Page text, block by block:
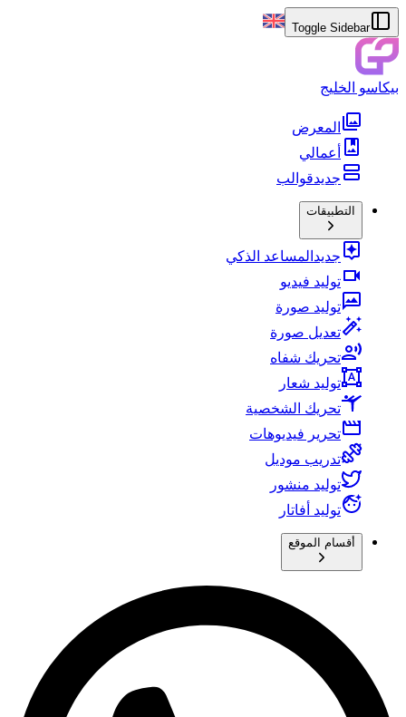
Toggle Sidebar
بيكاسو الخليج
المعرض
أعمالي
جديدقوالب
التطبيقات
جديد المساعد الذكي
توليد فيديو
توليد صورة
تعديل صورة
تحريك شفاه
توليد شعار
تحريك الشخصية
تحرير فيديوهات
تدريب موديل
توليد منشور
توليد أفاتار
أقسام الموقع